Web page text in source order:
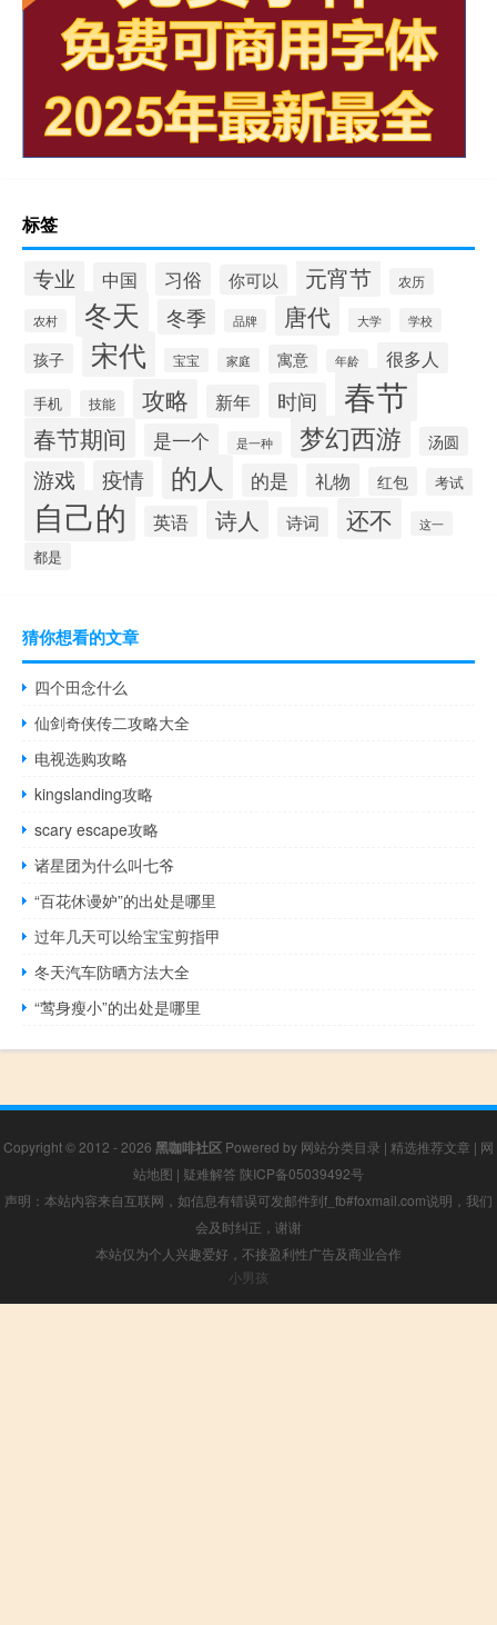
标签
专业 中国 习俗 你可以 元宵节 农历
农村 冬天 冬季 品牌 唐代 大学 学校
孩子 宋代 宝宝 家庭 寓意 年龄 很多人
手机 技能 攻略 新年 时间 春节
春节期间 是一个 是一种 梦幻西游 汤圆
游戏 疫情 的人 的是 礼物 红包 考试
自己的 英语 诗人 诗词 还不 这一
都是
猜你想看的文章
四个田念什么
仙剑奇侠传二攻略大全
电视选购攻略
kingslanding攻略
scary escape攻略
诸星团为什么叫七爷
“百花休谩妒”的出处是哪里
过年几天可以给宝宝剪指甲
冬天汽车防晒方法大全
“莺身瘦小”的出处是哪里
Copyright © 2012 - 2026 黑咖啡社区 Powered by 网站分类目录 | 精选推荐文章 | 网
站地图 | 疑难解答 陕ICP备05039492号
声明：本站内容来自互联网，如信息有错误可发邮件到f_fb#foxmail.com说明，我们
会及时纠正，谢谢
本站仅为个人兴趣爱好，不接盈利性广告及商业合作
小男孩